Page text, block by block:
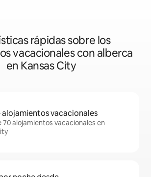
rápidas sobre los
vacacionales con alberca
en Kansas City
vacacionales
70 alojamientos vacacionales en